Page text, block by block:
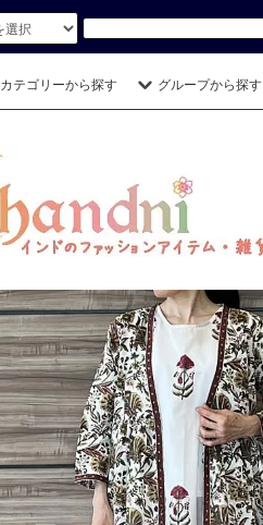
カテゴリーから探す グループから探す